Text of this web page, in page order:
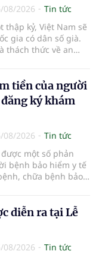
08/2026
Tin tức
thập kỷ, Việt Nam sẽ
gia có dân số già.
thách thức về an
tỷ USD.
tiền của người
ký khám
08/2026
Tin tức
một số phản
bệnh bảo hiểm y tế
chữa bệnh bảo
theo yêu cầu
nộp thêm các chi
trả.
diễn ra tại Lễ
08/2026
Tin tức